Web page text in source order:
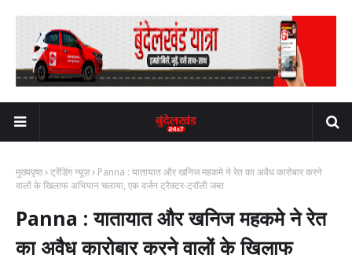
मुख्यपृष्ठ ट्रेंडिंग न्यूज़
Panna : यातायात और खनिज महकमे ने रेत का अवैध कारोबार करने
वालों के खिलाफ अभियान चलाया, एक दर्जन ट्रैक्टर-ट्रॉली जब्त
Panna : यातायात और खनिज महकमे ने रेत
का अवैध कारोबार करने वालों के खिलाफ